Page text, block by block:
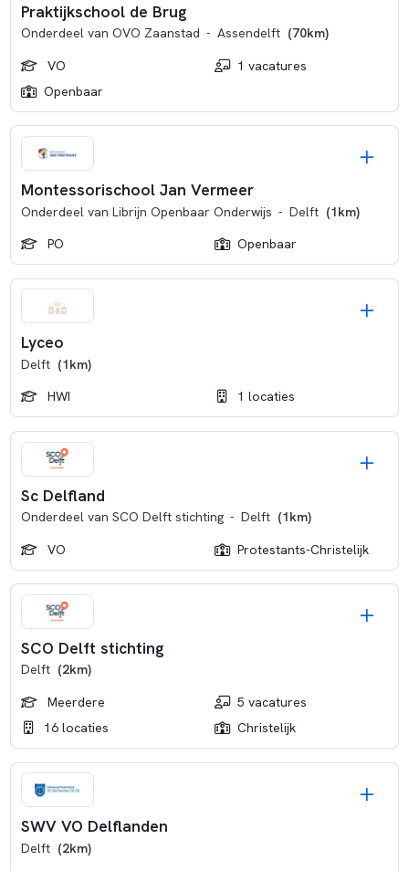
Praktijkschool de Brug
Onderdeel van OVO Zaanstad - Assendelft (70km)
VO
1 vacatures
Openbaar
Montessorischool Jan Vermeer
Onderdeel van Librijn Openbaar Onderwijs - Delft (1km)
PO
Openbaar
Lyceo
Delft (1km)
HWI
1 locaties
Sc Delfland
Onderdeel van SCO Delft stichting - Delft (1km)
VO
Protestants-Christelijk
SCO Delft stichting
Delft (2km)
Meerdere
5 vacatures
16 locaties
Christelijk
SWV VO Delflanden
Delft (2km)